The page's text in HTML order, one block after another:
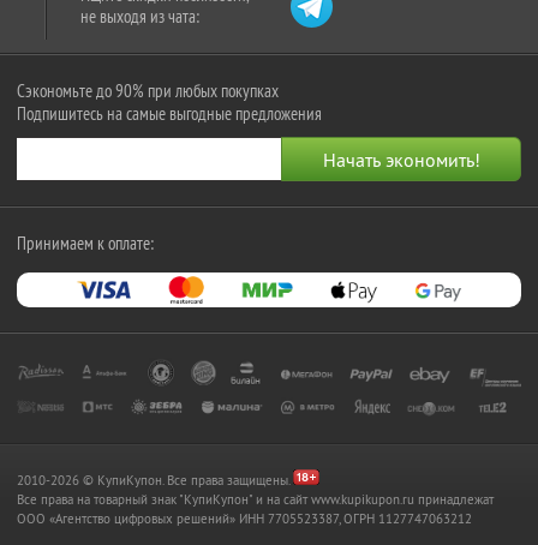
не выходя из чата:
Сэкономьте до 90% при любых покупках
Подпишитесь на самые выгодные предложения
Принимаем к оплате:
2010-2026 © КупиКупон. Все права защищены.
Все права на товарный знак "КупиКупон" и на сайт www.kupikupon.ru принадлежат
OOO «Агентство цифровых решений» ИНН 7705523387, ОГРН 1127747063212